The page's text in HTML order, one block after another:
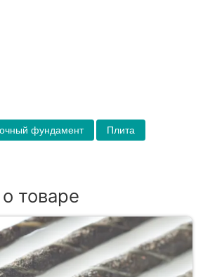
фундамент Плита
товаре